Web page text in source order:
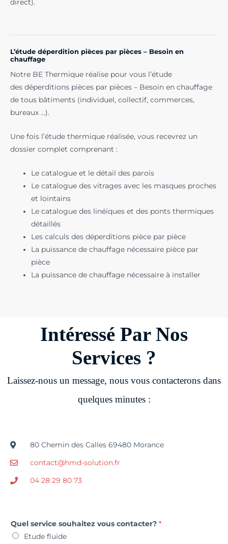
direct).
L’étude déperdition pièces par pièces – Besoin en
chauffage
Notre BE Thermique réalise pour vous l’étude
des déperditions pièces par pièces – Besoin en chauffage
de tous bâtiments (individuel, collectif, commerces,
bureaux …).
Une fois l’étude thermique réalisée, vous recevrez un
dossier complet comprenant :
Le catalogue et le détail des parois
Le catalogue des vitrages avec les masques proches
et lointains
Le catalogue des linéiques et des ponts thermiques
détaillés
Les calculs des déperditions pièce par pièce
La puissance de chauffage nécessaire pièce par
pièce
La puissance de chauffage nécessaire à installer
Intéressé Par Nos
Services ?
Laissez-nous un message, nous vous contacterons dans
quelques minutes :
80 Chemin des Calles 69480 Morance
contact@hmd-solution.fr
04 28 29 80 73
Quel service souhaitez vous contacter? *
Etude fluide